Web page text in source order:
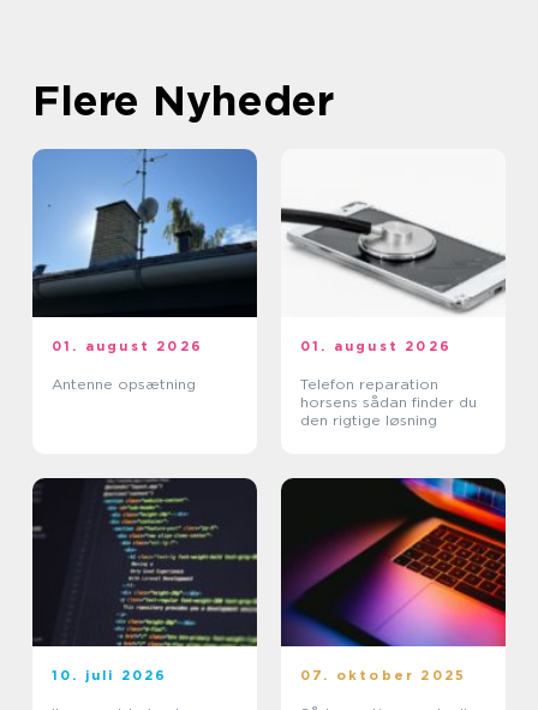
Flere Nyheder
01. august 2026
Antenne opsætning
01. august 2026
Telefon reparation
horsens sådan finder du
den rigtige løsning
10. juli 2026 07. oktober 2025